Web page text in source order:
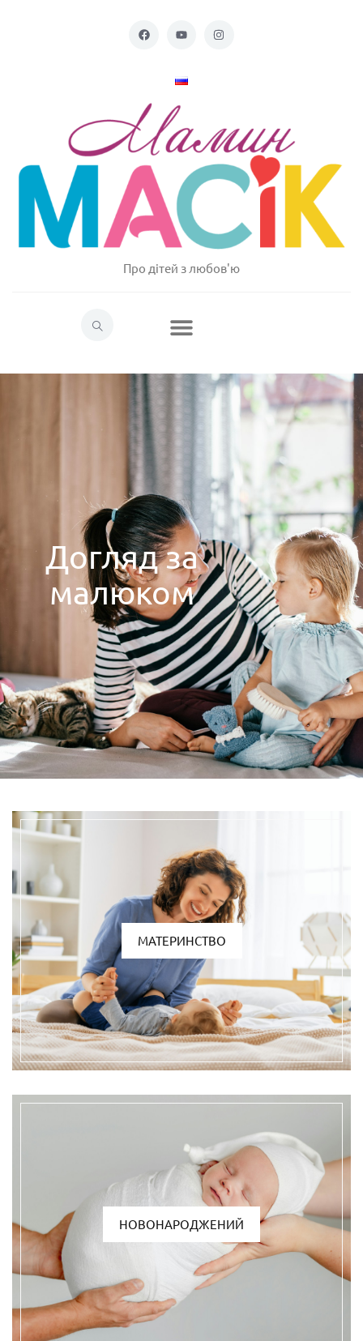
Про дітей з любов'ю
Догляд за
малюком
МАТЕРИНСТВО
НОВОНАРОДЖЕНИЙ